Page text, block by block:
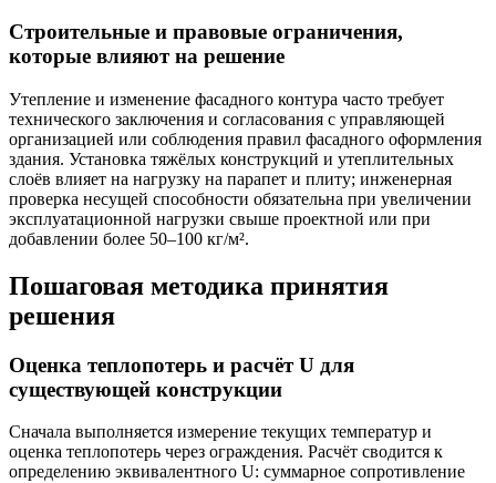
Строительные и правовые ограничения,
которые влияют на решение
Утепление и изменение фасадного контура часто требует
технического заключения и согласования с управляющей
организацией или соблюдения правил фасадного оформления
здания. Установка тяжёлых конструкций и утеплительных
слоёв влияет на нагрузку на парапет и плиту; инженерная
проверка несущей способности обязательна при увеличении
эксплуатационной нагрузки свыше проектной или при
добавлении более 50–100 кг/м².
Пошаговая методика принятия
решения
Оценка теплопотерь и расчёт U для
существующей конструкции
Сначала выполняется измерение текущих температур и
оценка теплопотерь через ограждения. Расчёт сводится к
определению эквивалентного U: суммарное сопротивление